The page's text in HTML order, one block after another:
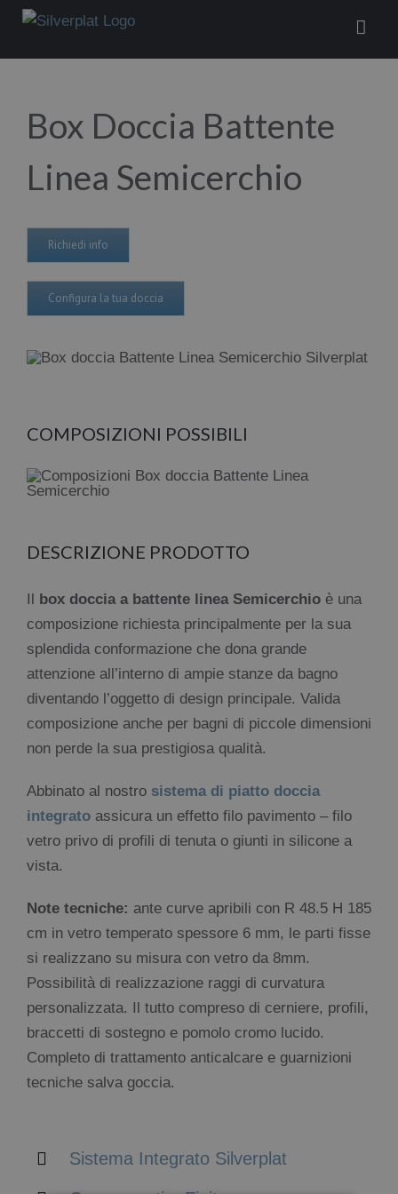
Salta
contenuto
Box Doccia Battente
Linea Semicerchio
Richiedi info
Configura la tua doccia
COMPOSIZIONI POSSIBILI
DESCRIZIONE PRODOTTO
Il box doccia a battente linea Semicerchio è una
composizione richiesta principalmente per la sua
splendida conformazione che dona grande
attenzione all’interno di ampie stanze da bagno
diventando l’oggetto di design principale. Valida
composizione anche per bagni di piccole dimensioni
non perde la sua prestigiosa qualità.
Abbinato al nostro sistema di piatto doccia
integrato assicura un effetto filo pavimento – filo
vetro privo di profili di tenuta o giunti in silicone a
vista.
Note tecniche: ante curve apribili con R 48.5 H 185
cm in vetro temperato spessore 6 mm, le parti fisse
si realizzano su misura con vetro da 8mm.
Possibilità di realizzazione raggi di curvatura
personalizzata. Il tutto compreso di cerniere, profili,
braccetti di sostegno e pomolo cromo lucido.
Completo di trattamento anticalcare e guarnizioni
tecniche salva goccia.
Sistema Integrato Silverplat